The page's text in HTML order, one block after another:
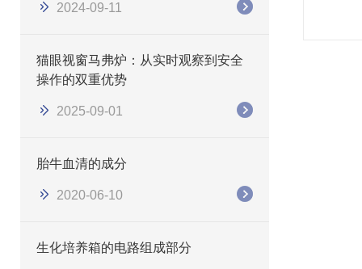
2024-09-11
猫眼视窗马弗炉：从实时观察到安全
操作的双重优势
2025-09-01
胎牛血清的成分
2020-06-10
生化培养箱的电路组成部分